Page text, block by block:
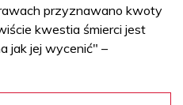
przyznawano kwoty
kwestia śmierci jest
jak jej wycenić" –